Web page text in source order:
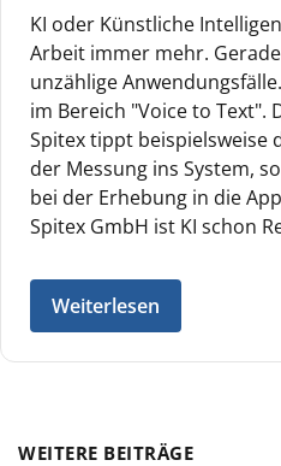
KI oder Künstliche
Arbeit immer mehr.
unzählige
im Bereich "Voice to Text".
Spitex tippt beispielsweise
der Messung ins System,
bei der Erhebung in die
Spitex GmbH ist KI schon
Weiterlesen
WEITERE BEITRÄGE